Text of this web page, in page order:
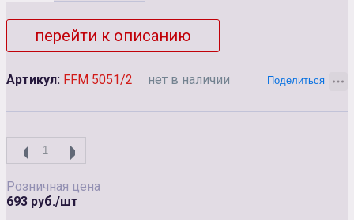
перейти к описанию
Артикул: FFM 5051/2 нет в наличии
Розничная цена
693 руб./шт